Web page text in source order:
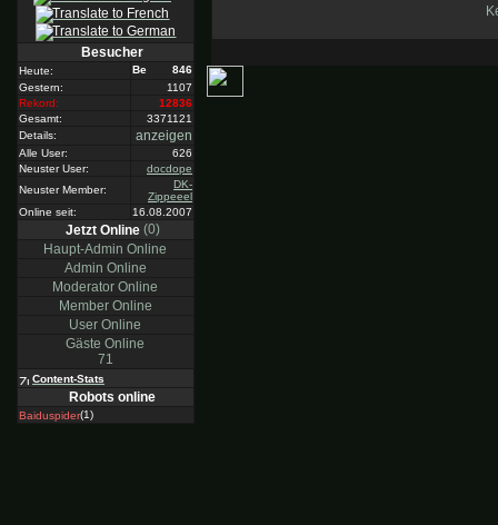
Besucher
Heute:
846
Gestern:
1107
Rekord:
12836
Gesamt:
3371121
Details:
anzeigen
Alle User:
626
Neuster User:
docdope
Neuster Member:
DK-
Zippeeel
Online seit:
16.08.2007
Jetzt Online (0)
Haupt-Admin Online
Admin Online
Moderator Online
Member Online
User Online
Gäste Online
71
Content-Stats
Robots online
Baiduspider(1)